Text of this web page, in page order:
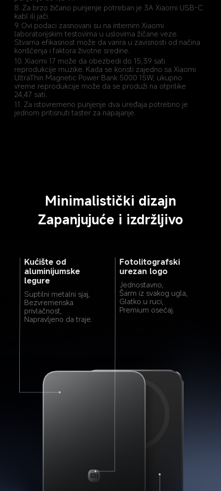
8. Za brzo žičano punjenje potreban je 3A Xiaomi USB-C
kabl ili jači.
9. Ovi podaci zasnovani su na internim Xiaomi
laboratorijskim testovima u uslovima žičane veze.
Stvarna efikasnost može da varira u zavisnosti od načina
korišćenja i faktora životne sredine.
10. Xiaomi 17 može da obezbedi do 15,39 sati
reprodukcije muzike. Kada se koristi zajedno sa Xiaomi
UltraThin Magnetic Power Bank 5000 15W, ukupno
vreme reprodukcije može da se produži na otprilike
24,47 sati.
11. Za istovremeno punjenje dva uređaja potrebno je
jednom pritisnuti taster za napajanje.
Minimalistički dizajn
Zapanjujuće i izdržljivo
Fotolitografski
urezan logo
Jednostavno,
Šarm iz svakog ugla,
Glatko u ruci,
Premium osećaj.
Kućište od
aluminijumske
legure
Suptilni metalni sjaj,
Bezvremenska
privlačnost,
Napravljeno da traje.